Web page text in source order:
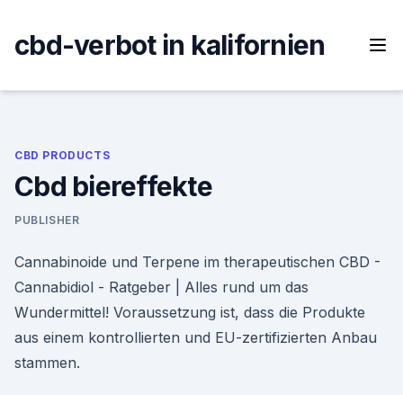
content
cbd-verbot in kalifornien
CBD PRODUCTS
Cbd biereffekte
PUBLISHER
Cannabinoide und Terpene im therapeutischen CBD -
Cannabidiol - Ratgeber | Alles rund um das
Wundermittel! Voraussetzung ist, dass die Produkte
aus einem kontrollierten und EU-zertifizierten Anbau
stammen.